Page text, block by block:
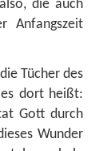
die auch
Anfangszeit
Tücher des
es dort heißt:
Gott durch
Wunder